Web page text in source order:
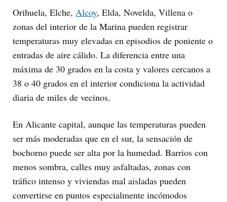
Orihuela, Elche, Alcoy, Elda, Novelda, Villena o
zonas del interior de la Marina pueden registrar
temperaturas muy elevadas en episodios de poniente o
entradas de aire cálido. La diferencia entre una
máxima de 30 grados en la costa y valores cercanos a
38 o 40 grados en el interior condiciona la actividad
diaria de miles de vecinos.
En Alicante capital, aunque las temperaturas pueden
ser más moderadas que en el sur, la sensación de
bochorno puede ser alta por la humedad. Barrios con
menos sombra, calles muy asfaltadas, zonas con
tráfico intenso y viviendas mal aisladas pueden
convertirse en puntos especialmente incómodos